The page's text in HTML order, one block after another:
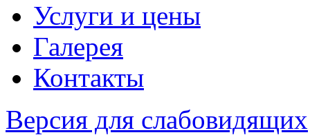
Услуги и цены
Галерея
Контакты
Версия для слабовидящих